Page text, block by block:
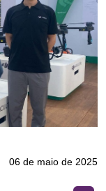
06 de maio de 2025